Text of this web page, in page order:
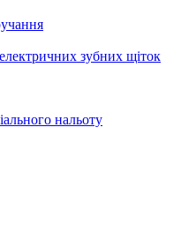
зубних щіток
нальоту